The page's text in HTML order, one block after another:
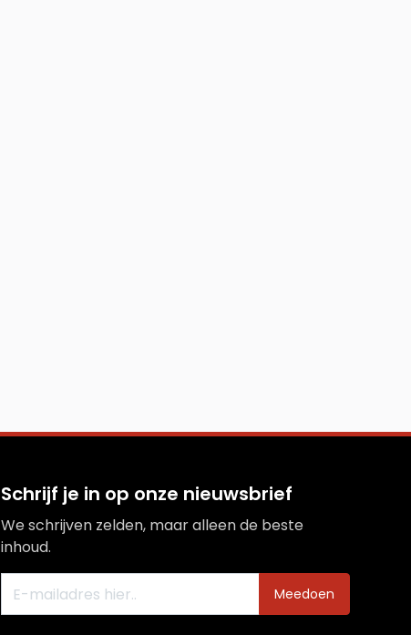
Schrijf je in op onze nieuwsbrief
We schrijven zelden, maar alleen de beste
inhoud.
Meedoen